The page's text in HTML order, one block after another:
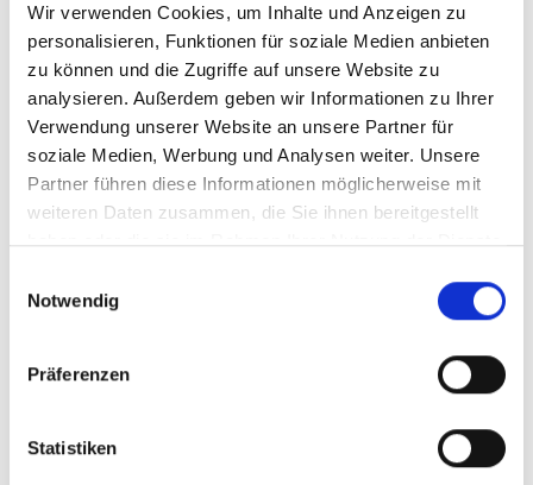
Wir verwenden Cookies, um Inhalte und Anzeigen zu
personalisieren, Funktionen für soziale Medien anbieten
zu können und die Zugriffe auf unsere Website zu
analysieren. Außerdem geben wir Informationen zu Ihrer
Verwendung unserer Website an unsere Partner für
soziale Medien, Werbung und Analysen weiter. Unsere
Partner führen diese Informationen möglicherweise mit
weiteren Daten zusammen, die Sie ihnen bereitgestellt
haben oder die sie im Rahmen Ihrer Nutzung der Dienste
Notwendig
Präferenzen
Statistiken
Wir möchten, dass Sie Ihre Immobilie im Stadtteil
Sündersbühl erfolgreich und zügig verkaufen. Dafür
unterstützen wir Sie als professionelles Maklerbüro in
Nürnberg Sündersbühl mit unserembewährten
Verkaufsprozess. Jeder Immobilienmakler, der für uns
tätig ist, ist leidenschaftlicher Experte mit ausgeprägtem
Dienstleistungsgedanken. Daher erwartet Sie bei uns ein
umfassender undauf Ihre individuellen
Anforderungen zugeschnittenerMakler-Service.
Obwohl Hegerich Immobilien vielfach ausgezeichnet
wurde, ist Ihre Zufriedenheit als unser Kunde die höchste
Auszeichnung für uns. Dafür nehmen wir uns Zeit für Sie
und Ihre Immobilie. Wir kommunizieren mit Ihnen offen
Darüber hinaus bieten wir Ihnen
regelmäßige Reportigs